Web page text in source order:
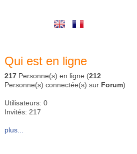
Qui est en ligne
217 Personne(s) en ligne (212
Personne(s) connectée(s) sur Forum)
Utilisateurs: 0
Invités: 217
plus...